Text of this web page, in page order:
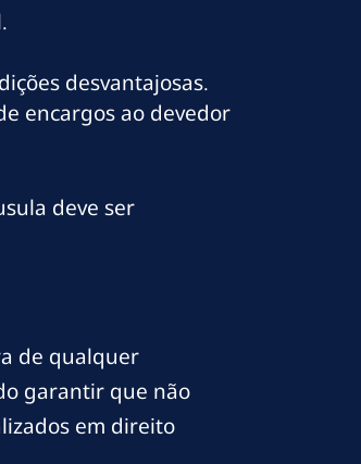
desvantajosas.
encargos ao devedor
deve ser
de qualquer
garantir que não
em direito